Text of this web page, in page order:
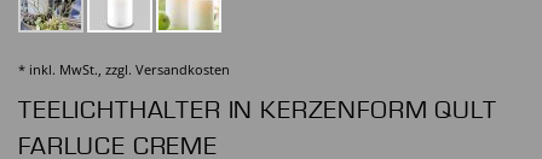
* inkl. MwSt., zzgl. Versandkosten
TEELICHTHALTER IN KERZENFORM QULT
FARLUCE CREME